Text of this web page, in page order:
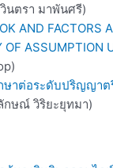
นตรา มาพันศรี)
AND FACTORS
OF ASSUMPTION
าต่อระดับปริญญาต
กษณ์ วิริยะยุทมา)